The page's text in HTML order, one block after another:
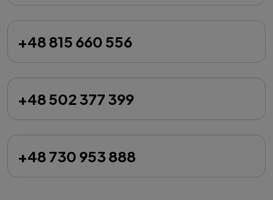
+48 815 660 556
+48 502 377 399
+48 730 953 888